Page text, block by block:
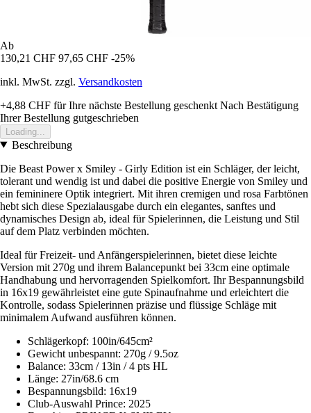
Ab
130,21 CHF 97,65 CHF -25%
inkl. MwSt. zzgl. Versandkosten
+4,88 CHF für Ihre nächste Bestellung geschenkt Nach Bestätigung
Ihrer Bestellung gutgeschrieben
Loading...
Beschreibung
Die Beast Power x Smiley - Girly Edition ist ein Schläger, der leicht,
tolerant und wendig ist und dabei die positive Energie von Smiley und
ein femininere Optik integriert. Mit ihren cremigen und rosa Farbtönen
hebt sich diese Spezialausgabe durch ein elegantes, sanftes und
dynamisches Design ab, ideal für Spielerinnen, die Leistung und Stil
auf dem Platz verbinden möchten.
Ideal für Freizeit- und Anfängerspielerinnen, bietet diese leichte
Version mit 270g und ihrem Balancepunkt bei 33cm eine optimale
Handhabung und hervorragenden Spielkomfort. Ihr Bespannungsbild
in 16x19 gewährleistet eine gute Spinaufnahme und erleichtert die
Kontrolle, sodass Spielerinnen präzise und flüssige Schläge mit
minimalem Aufwand ausführen können.
Schlägerkopf: 100in/645cm²
Gewicht unbespannt: 270g / 9.5oz
Balance: 33cm / 13in / 4 pts HL
Länge: 27in/68.6 cm
Bespannungsbild: 16x19
Club-Auswahl Prince: 2025